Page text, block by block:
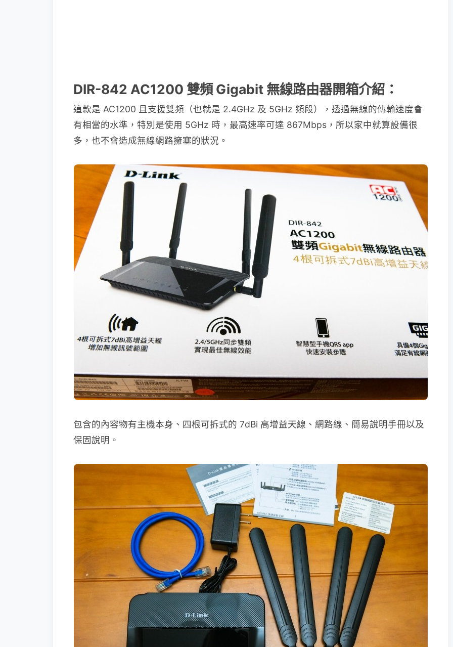
DIR-842 AC1200 雙頻 Gigabit 無線路由器開箱介紹：
這款是 AC1200 且支援雙頻（也就是 2.4GHz 及 5GHz 頻段），透過無線的傳輸速度會
有相當的水準，特別是使用 5GHz 時，最高速率可達 867Mbps，所以家中就算設備很
多，也不會造成無線網路擁塞的狀況。
包含的內容物有主機本身、四根可拆式的 7dBi 高增益天線、網路線、簡易說明手冊以及
保固說明。